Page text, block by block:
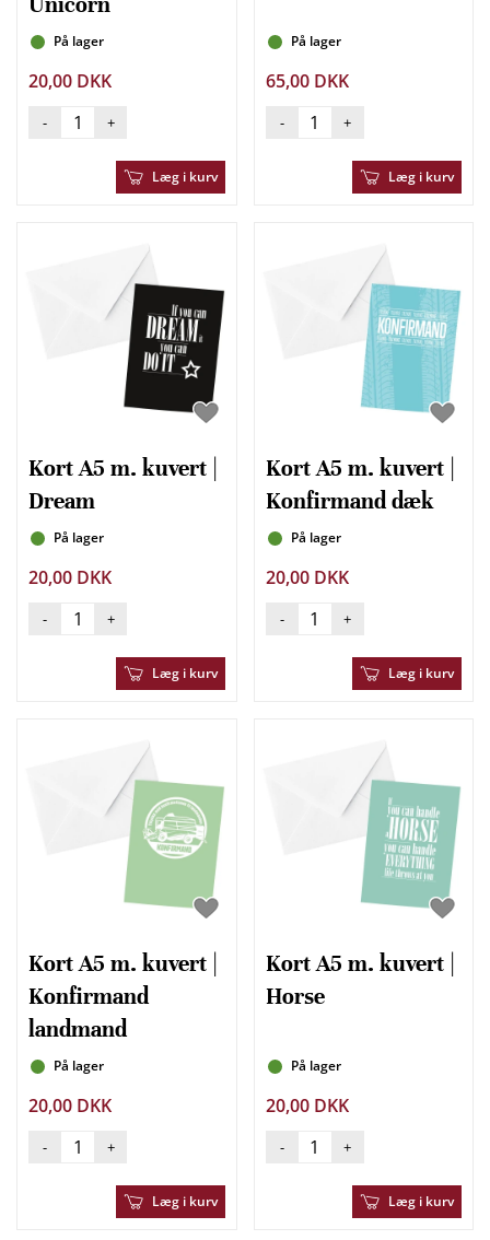
På lager
20,00 DKK
- +
Læg i kurv
På lager
65,00 DKK
- +
Læg i kurv
Kort A5 m. kuvert |
Dream
På lager
20,00 DKK
- +
Læg i kurv
Kort A5 m. kuvert |
Konfirmand dæk
På lager
20,00 DKK
- +
Læg i kurv
Kort A5 m. kuvert |
Konfirmand
landmand
På lager
20,00 DKK
- +
Læg i kurv
Kort A5 m. kuvert |
Horse
På lager
20,00 DKK
- +
Læg i kurv